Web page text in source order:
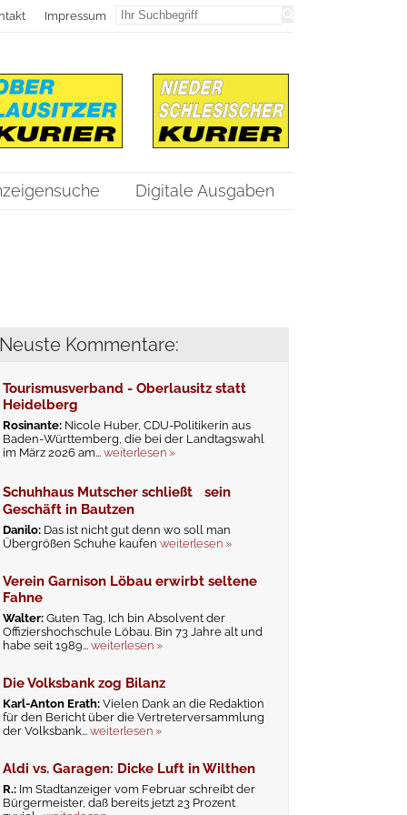
Impressum
Digitale Ausgaben
Neuste Kommentare:
Tourismusverband - Oberlausitz statt
Heidelberg
Rosinante: Nicole Huber, CDU-Politikerin aus
Baden-Württemberg, die bei der Landtagswahl
im März 2026 am...weiterlesen »
Schuhhaus Mutscher schließt sein
Geschäft in Bautzen
Danilo: Das ist nicht gut denn wo soll man
Übergrößen Schuhe kaufenweiterlesen »
Verein Garnison Löbau erwirbt seltene
Fahne
Walter:Guten Tag, Ich bin Absolvent der
Offiziershochschule Löbau. Bin 73 Jahre alt und
habe seit 1989...weiterlesen »
Die Volksbank zog Bilanz
Karl-Anton Erath:Vielen Dank an die Redaktion
für den Bericht über die Vertreterversammlung
der Volksbank...weiterlesen »
Aldi vs. Garagen: Dicke Luft in Wilthen
R.: Im Stadtanzeiger vom Februar schreibt der
Bürgermeister, daß bereits jetzt 23 Prozent